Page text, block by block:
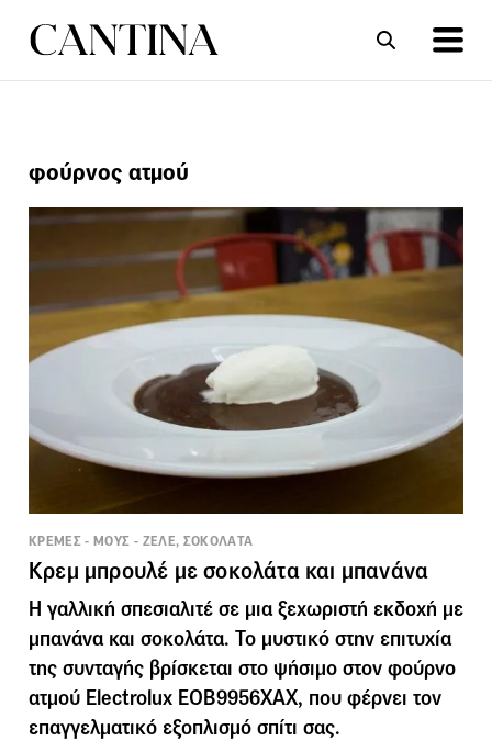
φούρνος ατμού
ΚΡΕΜΕΣ - ΜΟΥΣ - ΖΕΛΕ, ΣΟΚΟΛΑΤΑ
Κρεμ μπρουλέ με σοκολάτα και μπανάνα
Η γαλλική σπεσιαλιτέ σε μια ξεχωριστή εκδοχή με
μπανάνα και σοκολάτα. Το μυστικό στην επιτυχία
της συνταγής βρίσκεται στο ψήσιμο στον φούρνο
ατμού Electrolux EOB9956XAX, που φέρνει τον
επαγγελματικό εξοπλισμό σπίτι σας.